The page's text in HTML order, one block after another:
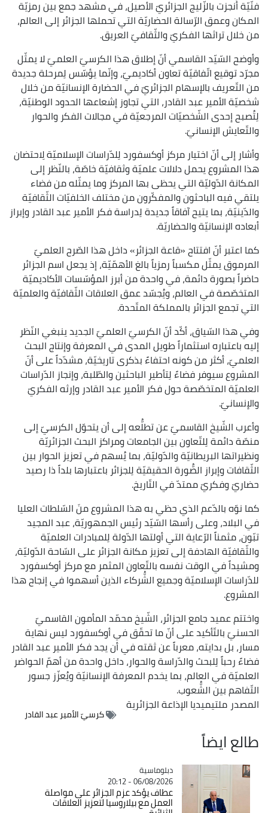
فنّيّة أُنجزت بالزّليج الجزائريّ الأصيل، في مشهد جمع بين رمزيّة
المكان وعمق الرّسالة الحضاريّة التي تحملها الجزائر إلى العالم،
من خلال تراثها الفكريّ والثّقافيّ العريق.
وأوضح السّيّد القاسمي أنّ إطلاق هذا الكرسيّ العلميّ لا يمثّل
مجرّد توقيع اتّفاقيّة تعاون أكاديميّ، وإنّما يؤسّس لِمرحلة جديدة
من التّعريف بالإسهام الجزائريّ في الحضارة الإنسانيّة من خلال
شخصيّة الأمير عبد القادر، التي تجاوز إشعاعها الحدود الوطنيّة،
لِتُصبح إحدى الشّخصيّات المرجعيّة في مجالات الفكر والحوار
والتّعايش الإنسانيّ.
وأشار إلى أنّ اختيار مركز أوكسفورد لِلدّراسات الإسلاميّة لِاحتضان
هذا المشروع يحمل دلالات علميّة وثقافيّة خاصّة، بالنّظر إلى
المكانة الدّوليّة التي يحظى بها المركز وما يمثّله من فضاء
يلتقي فيه الباحثون والمفكّرون من مختلف الخلفيّات الثّقافيّة
والدّينيّة، بما يتيح آفاقاً جديدة لِدراسة فكر الأمير عبد القادر وإبراز
أبعاده الإنسانيّة والحضاريّة.
كما اعتبر أنّ افتتاح «قاعة الجزائر» داخل هذا الصّرح العلميّ
المرموق يمثّل مكسباً رمزياً بالغ الأهمّيّة، إذ يجعل اسم الجزائر
حاضراً بصورة دائمة، في واحدة من أبرز المؤسّسات الأكاديميّة
المتخصّصة في العالم، ويُجسّد عمق العلاقات الثّقافيّة والعلميّة
التي تجمع الجزائر بالمملكة المتّحدة.
وفي هذا السّياق، أكّد أنّ الكرسيّ العلميّ الجديد ينبغي النّظر
إليه باعتباره استثماراً طويل المدى في المعرفة وإنتاج البحث
العلميّ، أكثر من كونه احتفاءً بذكرى تاريخيّة، مشدّداً على أنّ
المشروع سيوفر فضاءً لِتأطير الباحثين والطّلبة، وإنجاز الدّراسات
العلميّة المتخصّصة حول فكر الأمير عبد القادر وإرثه الفكريّ
والإنسانيّ.
وأعرب الشّيخ القاسميّ عن تطلُّعه إلى أن يتحوّل الكرسيّ إلى
منصّة دائمة لِلتّعاون بين الجامعات ومراكز البحث الجزائريّة
ونظيراتها البريطانيّة والدّوليّة، بما يُسهم في تعزيز الحوار بين
الثّقافات وإبراز الصُّورة الحقيقيّة لِلجزائر باعتبارها بلداً ذا رصيد
حضاريّ وفكريّ ممتدّ في التّاريخ.
كما نوّه بالدّعم الذي حظي به هذا المشروع منَ السّلطات العليا
في البلاد، وعلى رأسها السّيّد رئيس الجمهوريّة، عبد المجيد
تبّون، مثمناً الرّعاية التي أولتها الدّولة لِلمبادرات العلميّة
والثّقافيّة الهادفة إلى تعزيز مكانة الجزائر على السّاحة الدّوليّة،
ومشيداً في الوقت نفسه بالتّعاون المثمر مع مركز أوكسفورد
للدّراسات الإسلاميّة وجميع الشُّركاء الذين أسهموا في إنجاح هذا
المشروع.
واختتم عميد جامع الجزائر، الشّيخ محمّد المأمون القاسميّ
الحسنيّبالتّأكيد على أنّ ما تحقّق في أوكسفورد ليس نهاية
مسار، بل بدايته، معرباً عن ثقته في أن يجد فكر الأمير عبد القادر
فضاءً رحباً لِلبحث والدّراسة والحوار، داخل واحدة من أهمّ الحواضر
العلميّة في العالم، بما يخدم المعرفة الإنسانيّة ويُعزّز جسور
التّفاهم بين الشُّعوب.
المصدرملتيميديا الإذاعة الجزائرية
كرسيّ الأمير عبد القادر
طالع ايضاً
Catégorie
دبلوماسية
06/08/2026 - 20:12
عطاف يؤكد عزم الجزائر على مواصلة
العمل مع بيلاروسيا لتعزيز العلاقات